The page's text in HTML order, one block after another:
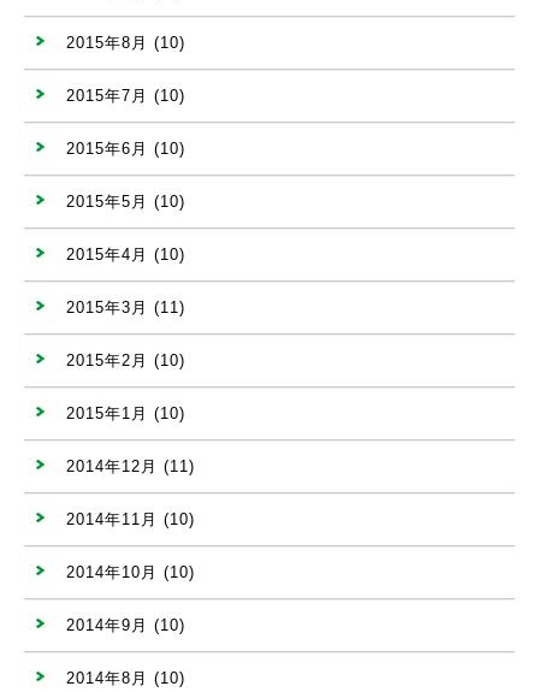
2015年8月 (10)
2015年7月 (10)
2015年6月 (10)
2015年5月 (10)
2015年4月 (10)
2015年3月 (11)
2015年2月 (10)
2015年1月 (10)
2014年12月 (11)
2014年11月 (10)
2014年10月 (10)
2014年9月 (10)
2014年8月 (10)